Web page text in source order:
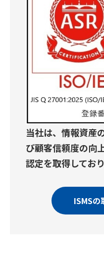
当社は、情報資産
び顧客信頼度の向
認定を取得しており
ISMSの